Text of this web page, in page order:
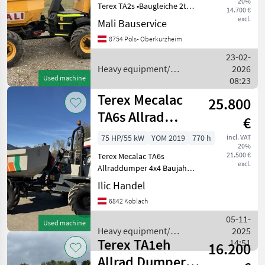
Marketplace
Dealer
offers
Classifieds
Used machine
14.700 €
excl.
Terex TA2s •Baugleiche 2to.
Dumper MeCalac/ Terex/
JCB •-Erstbesitz •nur
990Betriebsstunden
hydrostatischer Al
Mali Bauservice
8754 Pöls- Oberkurzheim
Heavy equipment/
Terex
23-02-
2026
08:23
Used machine
Terex Mecalac
TA6s Allrad
Dumper
25.800
€
incl. VAT
20%
21.500 €
excl.
75 HP/55 kW YOM 2019
770 h
Terex Mecalac TA6s
Allraddumper 4x4 Baujahr
2019 Wenig Stunden 770
Guter Zustand Sofort
einsabereit Arbeitszeit von
Ilic Handel
6842 Koblach
Heavy equipment/
construction machines /
Terex
05-11-
2025
14:51
Terex TA1eh
16.200